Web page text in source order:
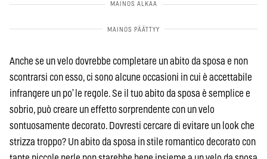
Anche se un velo dovrebbe completare un abito da sposa e non
scontrarsi con esso, ci sono alcune occasioni in cui è accettabile
infrangere un po’ le regole. Se il tuo abito da sposa è semplice e
sobrio, può creare un effetto sorprendente con un velo
sontuosamente decorato. Dovresti cercare di evitare un look che
strizza troppo? Un abito da sposa in stile romantico decorato con